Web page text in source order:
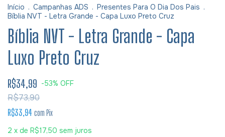
Início . Campanhas ADS . Presentes Para O Dia Dos Pais .
Bíblia NVT - Letra Grande - Capa Luxo Preto Cruz
Bíblia NVT - Letra Grande - Capa
Luxo Preto Cruz
R$34,99 -53% OFF
R$73,90
R$33,94 com Pix
2 x de R$17,50 sem juros